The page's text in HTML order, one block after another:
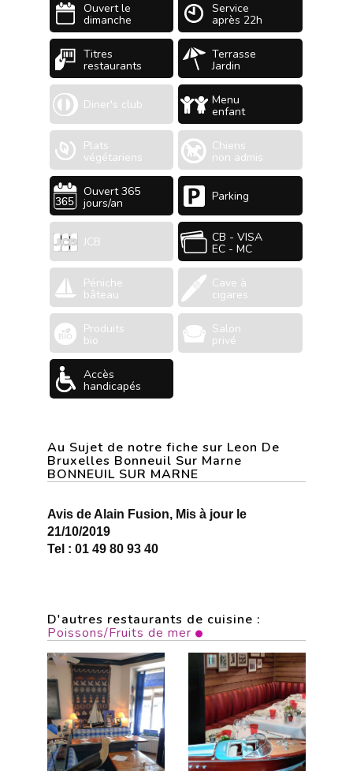
Ouvert le
dimanche
Service
après 22h
Titres
restaurants
Terrasse
Jardin
Diner's club Menu
enfant
Plats
végétariens
Chiens
non admis
Ouvert 365
jours/an Parking
JCB CB - VISA
EC - MC
Péniche
bâteau
Cave à
cigares
Produits
bio
Salon
privé
Accès
handicapés
Au Sujet de notre fiche sur Leon De
Bruxelles Bonneuil Sur Marne
BONNEUIL SUR MARNE
Avis de Alain Fusion, Mis à jour le
21/10/2019
Tel : 01 49 80 93 40
D'autres restaurants de cuisine :
Poissons/Fruits de mer